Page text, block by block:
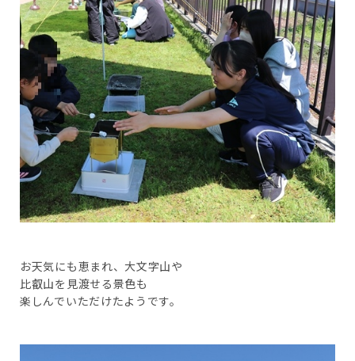
お天気にも恵まれ、大文字山や
比叡山を見渡せる景色も
楽しんでいただけたようです。